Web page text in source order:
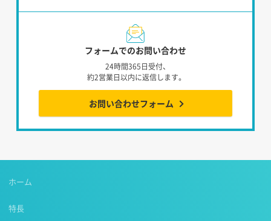
フォームでのお問い合わせ
24時間365日受付、
約2営業日以内に返信します。
お問い合わせフォーム
ホーム
特長